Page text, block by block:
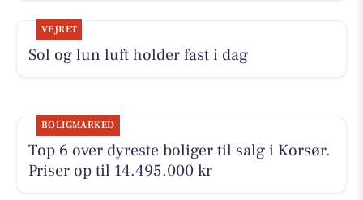
VEJRET
Sol og lun luft holder fast i dag
BOLIGMARKED
Top 6 over dyreste boliger til salg i Korsør.
Priser op til 14.495.000 kr